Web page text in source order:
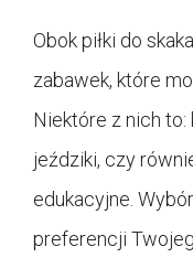
Obok piłki do
zabawek, które
Niektóre z nich to:
jeździki, czy
edukacyjne.
preferencji